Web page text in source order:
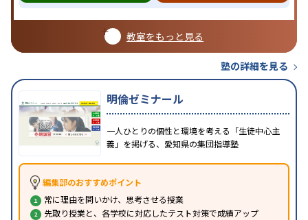
教室をもっと見る
塾の詳細を見る
明倫ゼミナール
一人ひとりの個性と環境を考える「生徒中心主
義」を掲げる、愛知県の集団指導塾
編集部のおすすめポイント
常に理由を問いかけ、思考させる授業
先取り授業と、各学校に対応したテスト対策で成績アップ